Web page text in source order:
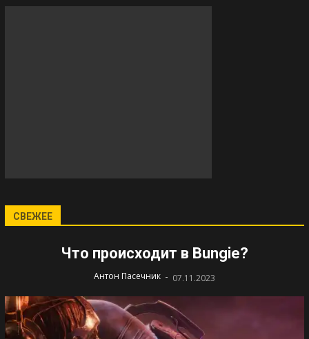
СВЕЖЕЕ
Что происходит в Bungie?
Антон Пасечник - 07.11.2023